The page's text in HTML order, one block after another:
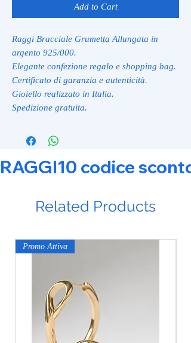
Add to Cart
Raggi Bracciale Grumetta Allungata in
argento 925/000.
Elegante confezione regalo e shopping bag.
Certificato di garanzia e autenticità.
Gioiello realizzato in Italia.
Spedizione gratuita.
RAGGI10 codice
Related Products
Promo Attiva